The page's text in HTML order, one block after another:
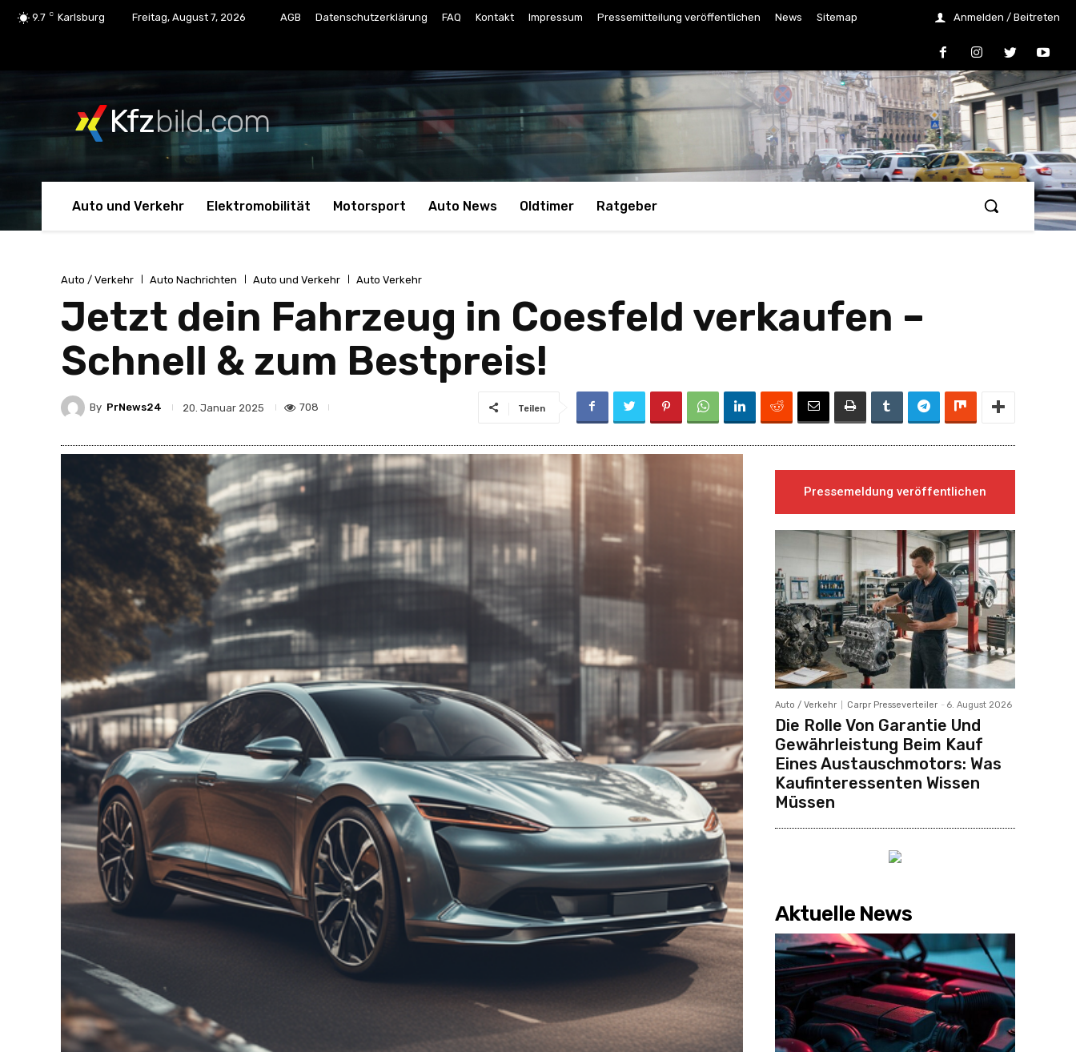
9.7 C Karlsburg Freitag, August 7, 2026 AGB Datenschutzerklärung FAQ Kontakt Impressum Pressemitteilung veröffentlichen News Sitemap Anmelden / Beitreten
Kfzbild.com
Auto und Verkehr Elektromobilität Motorsport Auto News Oldtimer Ratgeber
Auto / Verkehr Auto Nachrichten Auto und Verkehr Auto Verkehr
Jetzt dein Fahrzeug in Coesfeld verkaufen –
Schnell & zum Bestpreis!
By PrNews24 20. Januar 2025 708 Teilen
Pressemeldung veröffentlichen
Auto / Verkehr Carpr Presseverteiler - 6. August 2026
Die Rolle Von Garantie Und
Gewährleistung Beim Kauf
Eines Austauschmotors: Was
Kaufinteressenten Wissen
Müssen
Aktuelle News